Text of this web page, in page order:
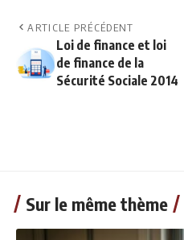
ARTICLE PRÉCÉDENT
Loi de finance et loi
de finance de la
Sécurité Sociale 2014
Sur le même thème